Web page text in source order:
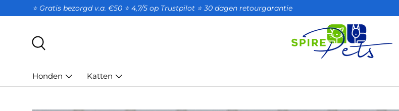
GA NAAR INHOUD
⭐ Gratis bezorgd v.a. €50 ⭐ 4,7/5 op Trustpilot ⭐️ 30 dagen retourgarantie
Honden Katten